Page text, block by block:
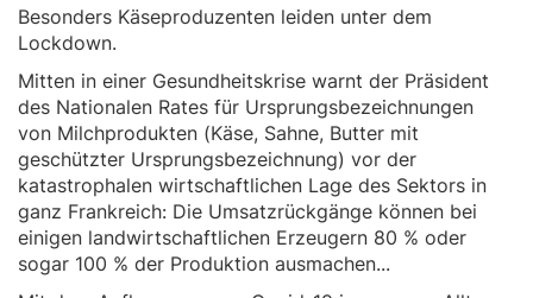
Besonders Käseproduzenten leiden unter dem
Lockdown.
Mitten in einer Gesundheitskrise warnt der Präsident
des Nationalen Rates für Ursprungsbezeichnungen
von Milchprodukten (Käse, Sahne, Butter mit
geschützter Ursprungsbezeichnung) vor der
katastrophalen wirtschaftlichen Lage des Sektors in
ganz Frankreich: Die Umsatzrückgänge können bei
einigen landwirtschaftlichen Erzeugern 80 % oder
sogar 100 % der Produktion ausmachen...